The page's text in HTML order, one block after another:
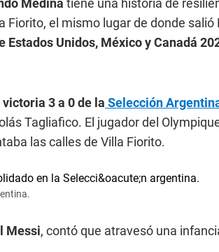
Medina tiene una historia de
Fiorito, el mismo lugar de donde salió
Estados Unidos, México y Canadá
3 a 0 de la Selección
Tagliafico. El jugador del
las calles de Villa Fiorito.
Messi, contó que atravesó una